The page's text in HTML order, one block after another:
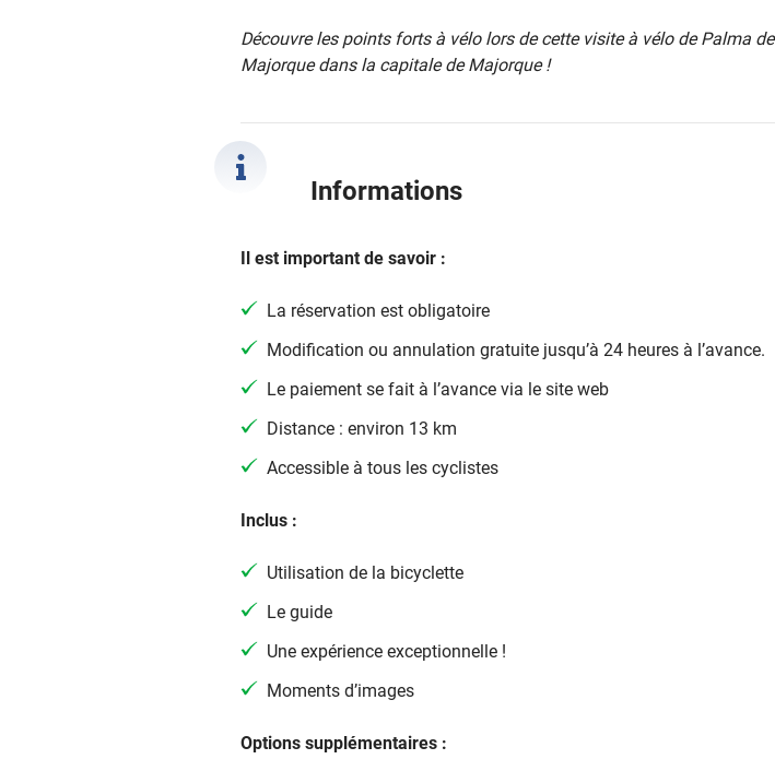
Découvre les points forts à vélo lors de cette visite à vélo de Palma de
Majorque dans la capitale de Majorque !
Informations
Il est important de savoir :
La réservation est obligatoire
Modification ou annulation gratuite jusqu’à 24 heures à l’avance.
Le paiement se fait à l’avance via le site web
Distance : environ 13 km
Accessible à tous les cyclistes
Inclus :
Utilisation de la bicyclette
Le guide
Une expérience exceptionnelle !
Moments d’images
Options supplémentaires :